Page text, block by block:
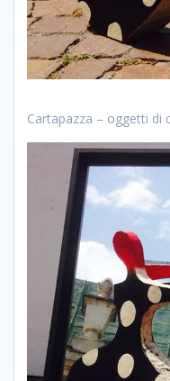
Cartapazza – oggetti di